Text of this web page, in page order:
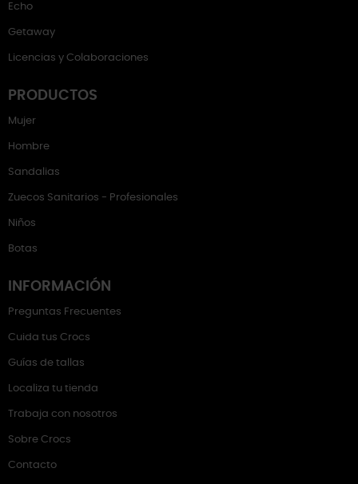
Echo
Getaway
Licencias y Colaboraciones
PRODUCTOS
Mujer
Hombre
Sandalias
Zuecos Sanitarios - Profesionales
Niños
Botas
INFORMACIÓN
Preguntas Frecuentes
Cuida tus Crocs
Guías de tallas
Localiza tu tienda
Trabaja con nosotros
Sobre Crocs
Contacto